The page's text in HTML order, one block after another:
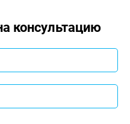
консультацию